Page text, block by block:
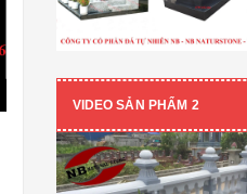
VIDEO SẢN PHẨM 2